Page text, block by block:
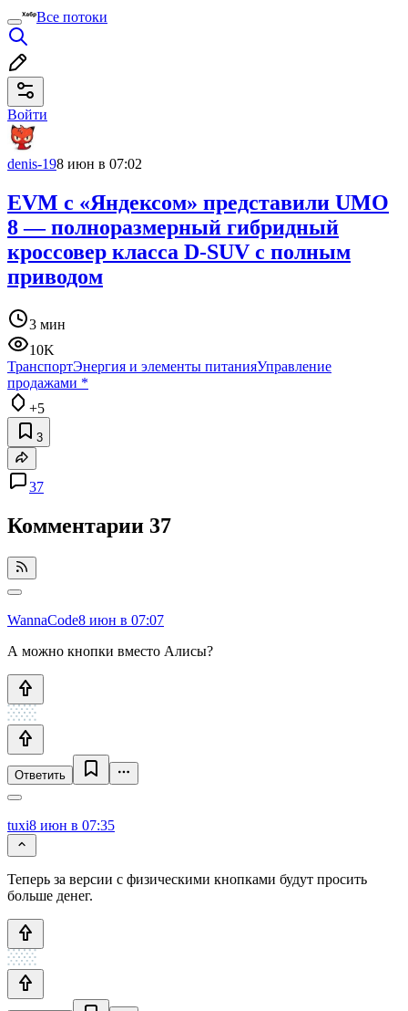
Все потоки
Войти
denis-198 июн в 07:02
EVM с «Яндексом» представили UMO
8 — полноразмерный гибридный
кроссовер класса D-SUV с полным
приводом
3 мин
10K
ТранспортЭнергия и элементы питанияУправление
продажами *
+5
3
37
Комментарии 37
WannaCode8 июн в 07:07
А можно кнопки вместо Алисы?
Ответить
tuxi8 июн в 07:35
Теперь за версии с физическими кнопками будут просить
больше денег.